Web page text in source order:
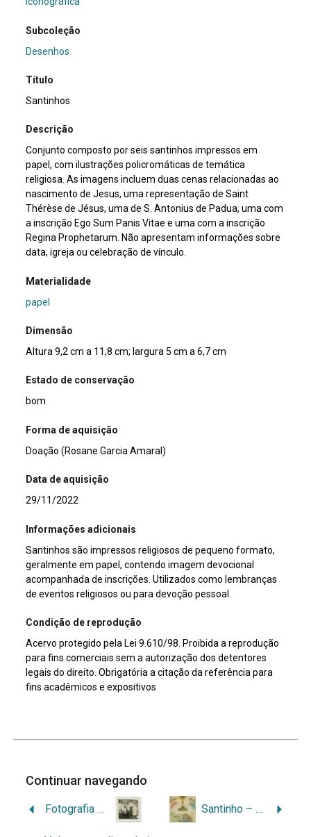
Subcoleção
Desenhos
Título
Santinhos
Descrição
Conjunto composto por seis santinhos impressos em
papel, com ilustrações policromáticas de temática
religiosa. As imagens incluem duas cenas relacionadas ao
nascimento de Jesus, uma representação de Saint
Thérèse de Jésus, uma de S. Antonius de Padua, uma com
a inscrição Ego Sum Panis Vitae e uma com a inscrição
Regina Prophetarum. Não apresentam informações sobre
data, igreja ou celebração de vínculo.
Materialidade
papel
Dimensão
Altura 9,2 cm a 11,8 cm; largura 5 cm a 6,7 cm
Estado de conservação
bom
Forma de aquisição
Doação (Rosane Garcia Amaral)
Data de aquisição
29/11/2022
Informações adicionais
Santinhos são impressos religiosos de pequeno formato,
geralmente em papel, contendo imagem devocional
acompanhada de inscrições. Utilizados como lembranças
de eventos religiosos ou para devoção pessoal.
Condição de reprodução
Acervo protegido pela Lei 9.610/98. Proibida a reprodução
para fins comerciais sem a autorização dos detentores
legais do direito. Obrigatória a citação da referência para
fins acadêmicos e expositivos
Continuar navegando
Fotografia de família Santinho – Lembrança das Ss. Missões